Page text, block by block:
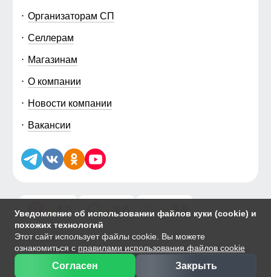
Уведомление об использовании файлов куки (cookie) и
похожих технологий
Этот сайт использует файлы cookie. Вы можете
ознакомиться с правилами использования файлов cookie
Согласен Закрыть
Организаторам СП
Селлерам
Магазинам
О компании
Новости компании
Вакансии
5.0 5.0 5.0
© 2014-2026 ООО «МТФОРС ПЛЮС»
Продажа одежды мелким и крупным оптом в Москве, ул. Чагинская,
Публичная оферта|Персональные данные |Политика Cookie